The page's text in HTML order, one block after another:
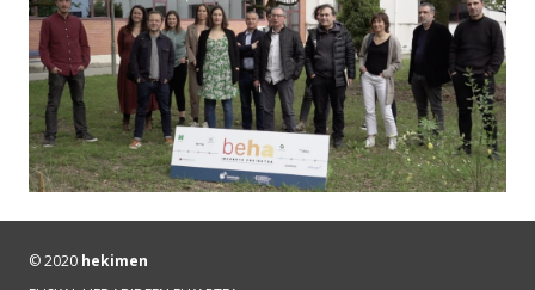
© 2020 hekimen